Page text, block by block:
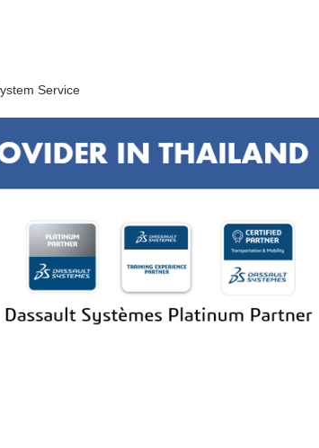
Service